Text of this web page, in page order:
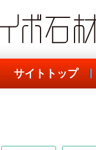
人 全優石 全国優良石
サイトトップ